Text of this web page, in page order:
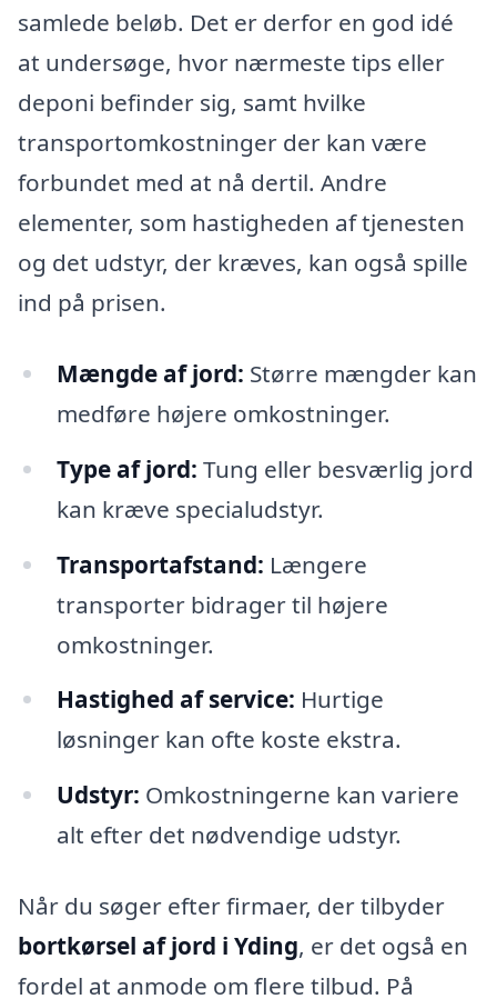
samlede beløb. Det er derfor en god idé
at undersøge, hvor nærmeste tips eller
deponi befinder sig, samt hvilke
transportomkostninger der kan være
forbundet med at nå dertil. Andre
elementer, som hastigheden af tjenesten
og det udstyr, der kræves, kan også spille
ind på prisen.
Mængde af jord: Større mængder kan
medføre højere omkostninger.
Type af jord: Tung eller besværlig jord
kan kræve specialudstyr.
Transportafstand: Længere
transporter bidrager til højere
omkostninger.
Hastighed af service: Hurtige
løsninger kan ofte koste ekstra.
Udstyr: Omkostningerne kan variere
alt efter det nødvendige udstyr.
Når du søger efter firmaer, der tilbyder
bortkørsel af jord i Yding, er det også en
fordel at anmode om flere tilbud. På